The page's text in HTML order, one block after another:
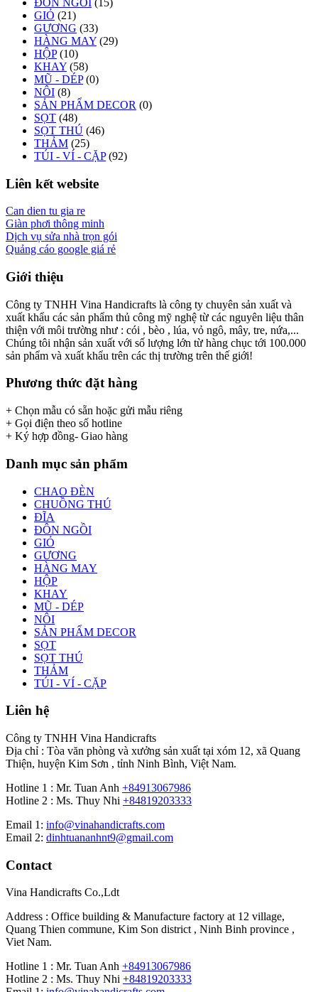
GIỎ (21)
GƯƠNG (33)
HÀNG MAY (29)
HỘP (10)
KHAY (58)
MŨ - DÉP (0)
NÔI (8)
SẢN PHẨM DECOR (0)
SỌT (48)
SỌT THÚ (46)
THẢM (25)
TÚI - VÍ - CẶP (92)
Liên kết website
Can dien tu gia re
Giàn phơi thông minh
Dịch vụ sửa nhà trọn gói
Quảng cáo google giá rẻ
Giới thiệu
Công ty TNHH Vina Handicrafts là công ty chuyên sản xuất và
xuất khẩu các sản phẩm thủ công mỹ nghệ từ các nguyên liệu thân
thiện với môi trường như : cói , bèo , lúa, vỏ ngô, mây, tre, nứa,...
Chúng tôi nhận sản xuất với số lượng lớn từ hàng chục tới 100.000
sản phẩm và xuất khẩu trên các thị trường trên thế giới!
Phương thức đặt hàng
+ Chọn mẫu có sẵn hoặc gửi mẫu riêng
+ Gọi điện theo số hotline
+ Ký hợp đồng- Giao hàng
Danh mục sản phẩm
CHAO ĐÈN
CHUỒNG THÚ
ĐĨA
ĐÔN NGỒI
GIỎ
GƯƠNG
HÀNG MAY
HỘP
KHAY
MŨ - DÉP
NÔI
SẢN PHẨM DECOR
SỌT
SỌT THÚ
THẢM
TÚI - VÍ - CẶP
Liên hệ
Công ty TNHH Vina Handicrafts
Địa chỉ : Tòa văn phòng và xưởng sản xuất tại xóm 12, xã Quang
Thiện, huyện Kim Sơn , tỉnh Ninh Bình, Việt Nam.
Hotline 1 : Mr. Tuan Anh +84913067986
Hotline 2 : Ms. Thuy Nhi +84819203333
Email 1: info@vinahandicrafts.com
Email 2: dinhtuananhnt9@gmail.com
Contact
Vina Handicrafts Co.,Ldt
Address : Office building & Manufacture factory at 12 village,
Quang Thien commune, Kim Son district , Ninh Binh province ,
Viet Nam.
Hotline 1 : Mr. Tuan Anh +84913067986
Hotline 2 : Ms. Thuy Nhi +84819203333